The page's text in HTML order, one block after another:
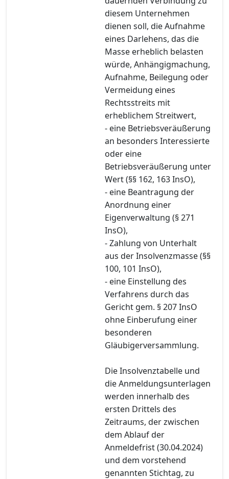
diesem Unternehmen
dienen soll, die Aufnahme
eines Darlehens, das die
Masse erheblich belasten
würde, Anhängigmachung,
Aufnahme, Beilegung oder
Vermeidung eines
Rechtsstreits mit
erheblichem Streitwert,
- eine Betriebsveräußerung
an besonders Interessierte
oder eine
Betriebsveräußerung unter
Wert (§§ 162, 163 InsO),
- eine Beantragung der
Anordnung einer
Eigenverwaltung (§ 271
InsO),
- Zahlung von Unterhalt
aus der Insolvenzmasse (§§
100, 101 InsO),
- eine Einstellung des
Verfahrens durch das
Gericht gem. § 207 InsO
ohne Einberufung einer
besonderen
Gläubigerversammlung.
Die Insolvenztabelle und
die Anmeldungsunterlagen
werden innerhalb des
ersten Drittels des
Zeitraums, der zwischen
dem Ablauf der
Anmeldefrist (30.04.2024)
und dem vorstehend
genannten Stichtag, zu